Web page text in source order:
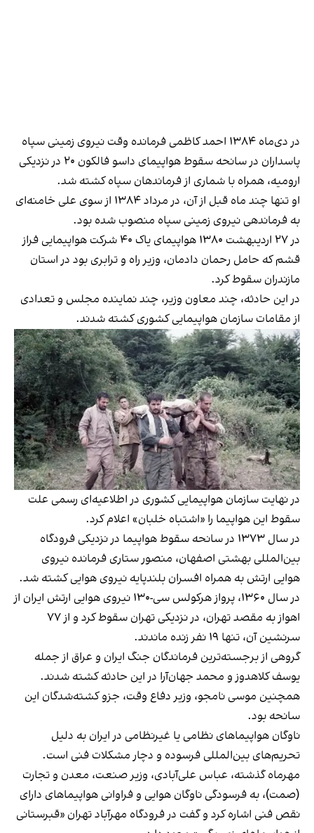
در دی‌ماه ۱۳۸۴
احمد کاظمی فرمانده وقت نیروی زمینی سپاه
پاسداران
در سانحه سقوط هواپیمای داسو فالکون ۲۰ در نزدیکی
ارومیه، همراه با شماری از فرماندهان سپاه کشته شد.
او تنها چند ماه قبل از آن، در مرداد ۱۳۸۴ از سوی علی خامنه‌ای
به فرماندهی نیروی زمینی سپاه منصوب شده بود.
در ۲۷ اردیبهشت ۱۳۸۰ هواپیمای یاک ۴۰ شرکت
هواپیمایی فراز
قشم که حامل رحمان دادمان، وزیر راه و ترابری بود در استان
مازندران سقوط کرد.
در این حادثه، چند معاون وزیر، چند نماینده مجلس و تعدادی
از مقامات سازمان هواپیمایی کشوری کشته شدند.
در نهایت سازمان هواپیمایی کشوری در اطلاعیه‌ای رسمی علت
سقوط این هواپیما را «اشتباه خلبان» اعلام کرد.
در سال ۱۳۷۳ در سانحه
سقوط هواپیما در نزدیکی فرودگاه
بین‌المللی بهشتی اصفهان، منصور ستاری فرمانده نیروی
هوایی ارتش به همراه افسران بلندپایه نیروی هوایی کشته شد.
در سال ۱۳۶۰، پرواز هرکولس سی-۱۳۰ نیروی هوایی ارتش ایران از
اهواز به مقصد تهران، در نزدیکی تهران سقوط کرد و از ۷۷
سرنشین آن، تنها ۱۹ نفر زنده ماندند.
گروهی از برجسته‌ترین فرماندگان جنگ ایران و عراق از جمله
یوسف کلاهدوز و محمد جهان‌آرا در این حادثه کشته شدند.
همچنین موسی نامجو، وزیر دفاع وقت، جزو کشته‌شدگان این
سانحه بود.
ناوگان هواپیماهای نظامی یا غیرنظامی در ایران به دلیل
تحریم‌های بین‌المللی فرسوده و دچار مشکلات فنی است.
مهرماه گذشته، عباس علی‌آبادی، وزیر صنعت، معدن و تجارت
(صمت)، به فرسودگی ناوگان هوایی و فراوانی هواپیماهای دارای
نقص فنی اشاره کرد و گفت در فرودگاه مهرآباد تهران «قبرستانی